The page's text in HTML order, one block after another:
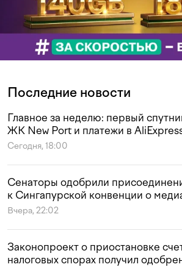
Последние новости
Главное за неделю: первый
ЖК New Port и платежи в
Сегодня, 18:00
Сенаторы одобрили
к Сингапурской конвенции о
Вчера, 22:02
Законопроект о приостановке
налоговых спорах получил